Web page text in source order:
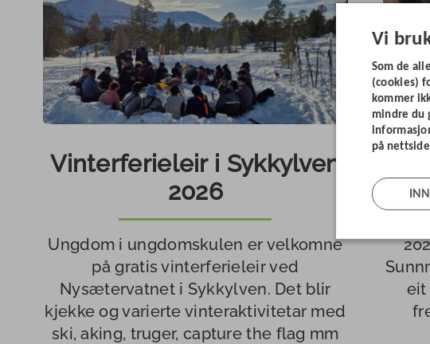
Vinterferieleir i Sykkylven
2026
Ungdom i ungdomskulen er velkomne
på gratis vinterferieleir ved
Nysætervatnet i Sykkylven. Det blir
kjekke og varierte vinteraktivitetar med
ski, aking, truger, capture the flag mm
eit
Vi
Som de
(cookies)
kommer
mindre du
på